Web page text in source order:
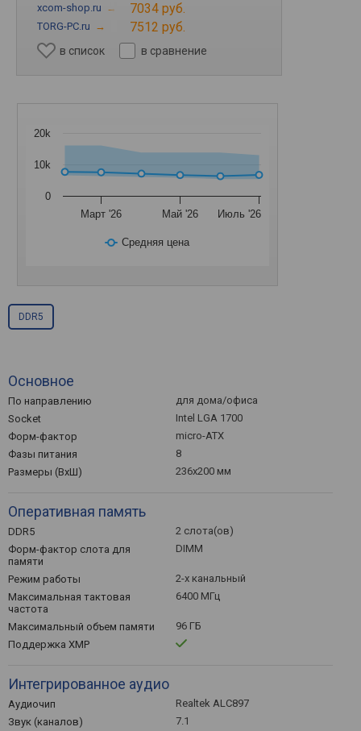
xcom-shop.ru → 7034 руб.
TORG-PC.ru → 7512 руб.
в список в сравнение
Средняя цена
Март '26 Май '26 Июль '26
0
10k
20k
DDR5
Основное
По направлению
для дома/офиса
Socket
Intel LGA 1700
Форм-фактор
micro-ATX
Фазы питания
8
Размеры (ВхШ)
236x200 мм
Оперативная память
DDR5
2 слота(ов)
Форм-фактор слота для
памяти
DIMM
Режим работы
2-х канальный
Максимальная тактовая
частота
6400 МГц
Максимальный объем памяти
96 ГБ
Поддержка XMP
Интегрированное аудио
Аудиочип
Realtek ALC897
Звук (каналов)
7.1